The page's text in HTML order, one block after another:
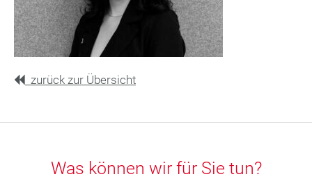
zurück zur Übersicht
Was können wir für Sie tun?